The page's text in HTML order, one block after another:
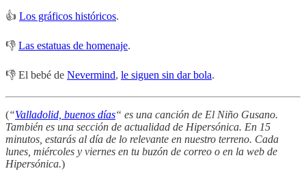
👍 Los gráficos históricos.
👎 Las estatuas de homenaje.
👎 El bebé de Nevermind, le siguen sin dar bola.
(“Valladolid, buenos días“ es una canción de El Niño Gusano.
También es una sección de actualidad de Hipersónica. En 15
minutos, estarás al día de lo relevante en nuestro terreno. Cada
lunes, miércoles y viernes en tu buzón de correo o en la web de
Hipersónica.)